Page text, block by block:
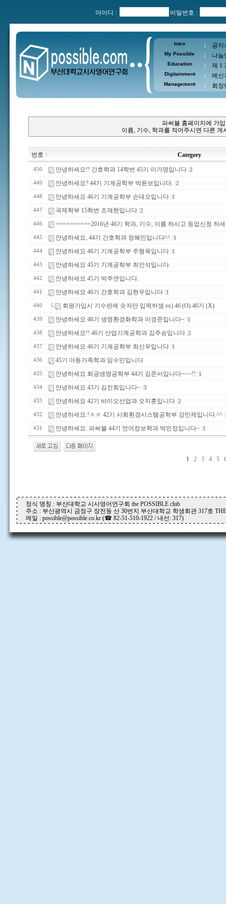
아이디 : 비밀번호 :
Intro | 공지
My Possible | 나눔
Education | 제 1
Digitainment | 메신
Management | 회장
파써블 홈페이지에 가
이름, 기수, 학과를 적어주시면 다른
번호 Category
450 안녕하세요!! 간호학과 14학번 45기 이가영입니다 2
449 안녕하세요? 44기 기계공학부 박윤보입니다. 2
448 안녕하세요 46기 기계공학부 손대오입니다 1
447 국제학부 15학번 조재현입니다 2
446 ==========2016년 46기 학과, 기수, 이름 하시고 등업신청 하
445 안녕하세요, 44기 간호학과 정혜민입니다^^ 1
444 안녕하세요 46기 기계공학부 주형욱입니다 1
443 안녕하세요 45기 기계공학부 최인석입니다.
442 안녕하세요 45기 박주연입니다.
441 안녕하세요 46기 간호학과 김현우입니다 1
440 회원가입시 기수란에 숫자만 입력하셈 ex) 46 (O) 46기 (X)
439 안녕하세요 46기 생명환경화학과 이경준입니다~ 1
438 안녕하세요!! 46기 산업기계공학과 김주승입니다 2
437 안녕하세요 46기 기계공학부 최신우입니다 1
436 45기 아동가족학과 임수민입니다
435 안녕하세요 화공생명공학부 44기 김준서입니다~~~!! 1
434 안녕하세요 43기 김진희입니다~ 3
433 안녕하세요 42기 바이오산업과 오지훈입니다 2
432 안녕하세요.!ㅎㅎ 42기 사회환경시스템공학부 강민제입니다.^^
431 안녕하세요. 파써블 44기 언어정보학과 박민정입니다~ 1
1 2 3 4 5
정식 명칭 : 부산대학교 시사영어연구회 the POSSIBLE club
주소 : 부산광역시 금정구 장전동 산 30번지 부산대학교 학생회관 317호
메일 : possible@possible.co.kr (☎ 82-51-510-1922 / 내선: 317)